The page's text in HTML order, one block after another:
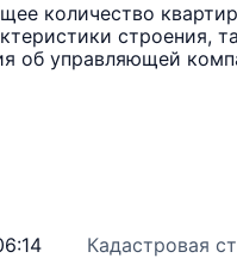
количество
строения,
об управляющей
Кадастровая